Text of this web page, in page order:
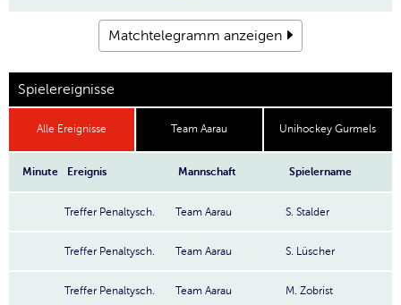
Matchtelegramm anzeigen
Spielereignisse
Alle Ereignisse Team Aarau Unihockey Gurmels
Minute Ereignis Mannschaft Spielername
Treffer Penaltysch. Team Aarau S. Stalder
Treffer Penaltysch. Team Aarau S. Lüscher
Treffer Penaltysch. Team Aarau M. Zobrist